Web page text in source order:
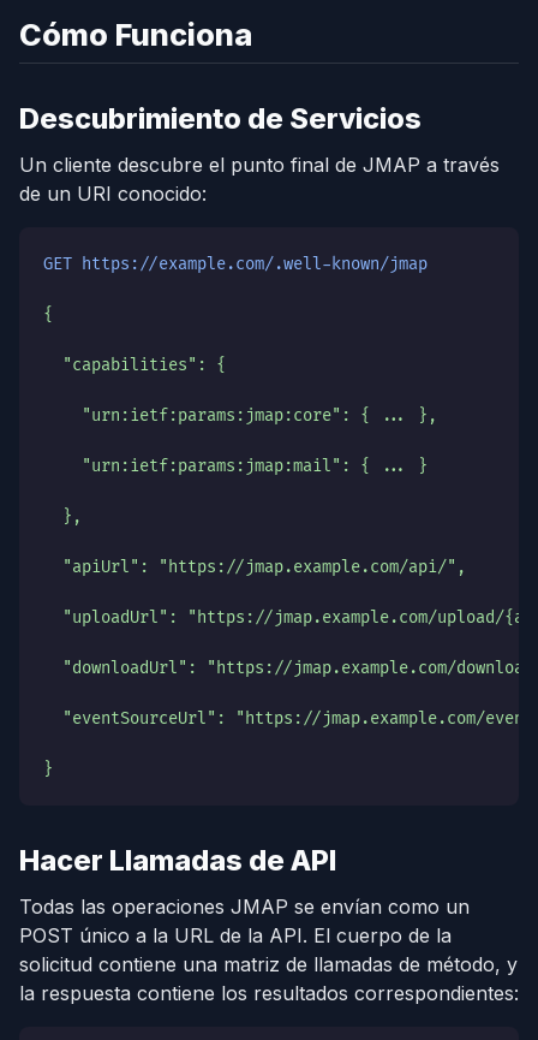
Cómo Funciona
Descubrimiento de Servicios
Un cliente descubre el punto final de JMAP a través
de un URI conocido:
GET https://example.com/.well-known/jmap
{
  "capabilities": {
    "urn:ietf:params:jmap:core": { ... },
    "urn:ietf:params:jmap:mail": { ... }
  },
  "apiUrl": "https://jmap.example.com/api/",
"uploadUrl": "https://jmap.example.com/upload/
"downloadUrl": "https://jmap.example.com/
"eventSourceUrl": "https://jmap.example.com/
}
Hacer Llamadas de API
Todas las operaciones JMAP se envían como un
POST único a la URL de la API. El cuerpo de la
solicitud contiene una matriz de llamadas de método, y
la respuesta contiene los resultados correspondientes: